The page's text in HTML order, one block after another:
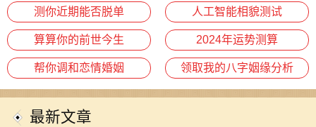
测你近期能否脱单 人工智能相貌测试
算算你的前世今生 2024年运势测算
帮你调和恋情婚姻 领取我的八字姻缘分析
最新文章